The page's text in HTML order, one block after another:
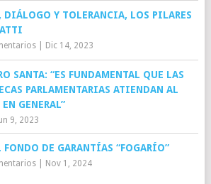
DIÁLOGO Y TOLERANCIA, LOS PILARES
| Dic 14, 2023
SANTA: “ES FUNDAMENTAL QUE LAS
PARLAMENTARIAS ATIENDAN AL
GENERAL”
9, 2023
FONDO DE GARANTÍAS “FOGARÍO”
| Nov 1, 2024